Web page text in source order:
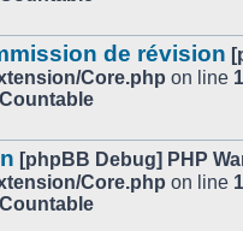
de révision
Core.php on line
[phpBB Debug] PHP
Core.php on line